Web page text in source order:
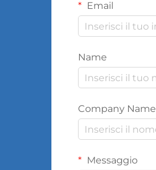
Email
Name
Company Name
Messaggio